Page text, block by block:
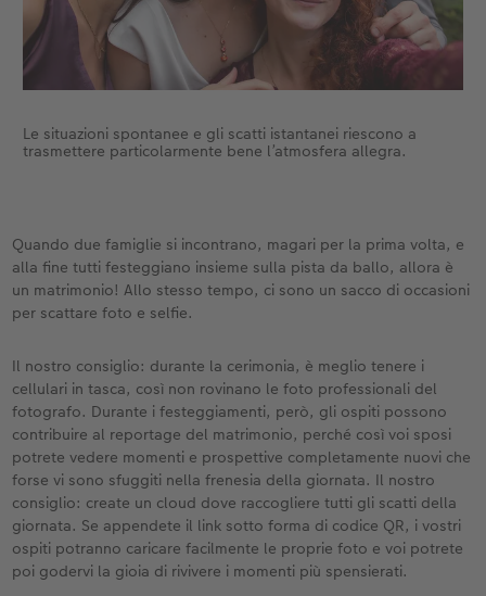
Le situazioni spontanee e gli scatti istantanei riescono a
trasmettere particolarmente bene l’atmosfera allegra.
Quando due famiglie si incontrano, magari per la prima volta, e
alla fine tutti festeggiano insieme sulla pista da ballo, allora è
un matrimonio! Allo stesso tempo, ci sono un sacco di occasioni
per scattare foto e selfie.
Il nostro consiglio: durante la cerimonia, è meglio tenere i
cellulari in tasca, così non rovinano le foto professionali del
fotografo. Durante i festeggiamenti, però, gli ospiti possono
contribuire al reportage del matrimonio, perché così voi sposi
potrete vedere momenti e prospettive completamente nuovi che
forse vi sono sfuggiti nella frenesia della giornata. Il nostro
consiglio: create un cloud dove raccogliere tutti gli scatti della
giornata. Se appendete il link sotto forma di codice QR, i vostri
ospiti potranno caricare facilmente le proprie foto e voi potrete
poi godervi la gioia di rivivere i momenti più spensierati.